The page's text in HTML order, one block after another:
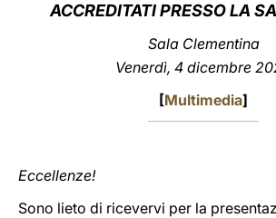
ACCREDITATI PRESSO LA
Sala Clementina
Venerdì, 4 dicembre
[Multimedia]
Eccellenze!
Sono lieto di ricevervi per la